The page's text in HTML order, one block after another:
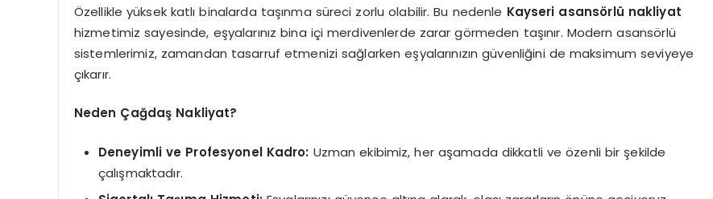
Özellikle yüksek katlı binalarda taşınma süreci zorlu olabilir. Bu nedenle Kayseri asansörlü nakliyat
hizmetimiz sayesinde, eşyalarınız bina içi merdivenlerde zarar görmeden taşınır. Modern asansörlü
sistemlerimiz, zamandan tasarruf etmenizi sağlarken eşyalarınızın güvenliğini de maksimum seviyeye
çıkarır.
Neden Çağdaş Nakliyat?
Deneyimli ve Profesyonel Kadro: Uzman ekibimiz, her aşamada dikkatli ve özenli bir şekilde
çalışmaktadır.